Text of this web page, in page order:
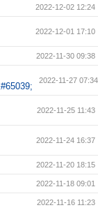
2022-12-02 12:24
2022-12-01 17:10
2022-11-30 09:38
2022-11-27 07:34
2022-11-25 11:43
2022-11-24 16:37
2022-11-20 18:15
2022-11-18 09:01
2022-11-16 11:23